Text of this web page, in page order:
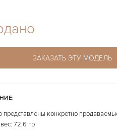
ЗАКАЗАТЬ ЭТУ МОДЕЛЬ
представлены конкретно
72,6 гр